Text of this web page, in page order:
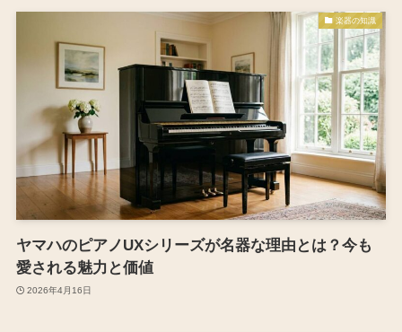
楽器の知識
ヤマハのピアノUXシリーズが名器な理由とは？今も
愛される魅力と価値
2026年4月16日